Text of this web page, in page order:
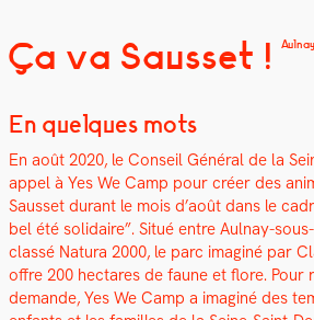
Ça va Sausset !
En quelques mots
En août 2020, le Con­seil Général de la
appel à Yes We Camp pour créer des
Saus­set durant le mois d’août dans le
bel été sol­idaire”. Situé entre Aulnay-
classé Natu­ra 2000, le parc imag­iné par
offre 200 hectares de faune et flo­re. Pour
demande, Yes We Camp a imag­iné des